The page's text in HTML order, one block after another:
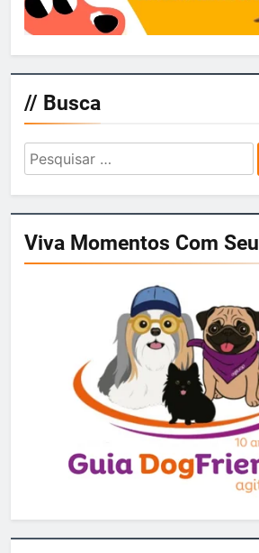
// Busca
Pesquisar
por:
Viva Momentos Com Seu